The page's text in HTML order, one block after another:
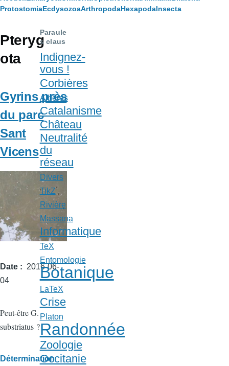
ProtostomiaEcdysozoaArthropodaHexapodaInsecta
Pteryg
ota
Gyrins près
du parc
Sant
Vicens
Date
2016-06-
04
Peut-être G.
substriatus ?
Détermination
Paraule
s claus
Indignez-
vous !
Corbières
Albères
Catalanisme
Château
Neutralité
du
réseau
Divers
TikZ
Rivière
Massana
Informatique
TeX
Entomologie
Botanique
LaTeX
Crise
Platon
Randonnée
Zoologie
Occitanie